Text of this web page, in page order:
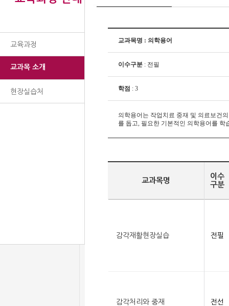
교육과정
교과목 소개
현장실습처
교과목명 : 의학용어
이수구분 : 전필
학점 : 3
의학용어는 작업치료 중재 및 의료보건
를 돕고, 필요한 기본적인 의학용어를 학
교과목명
이수
구분
감각재활현장실습 전필
감각처리와 중재 전선